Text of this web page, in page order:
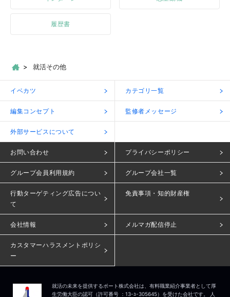
履歴書
就活その他
イベカツ カテゴリ一覧
編集コンセプト 監修者メッセージ
外部サービスについて
お問い合わせ プライバシーポリシー
グループ会員利用規約 グループ会社一覧
行動ターゲティング広告につい
て
免責事項・知的財産権
会社情報 メルマガ配信停止
カスタマーハラスメントポリシ
ー